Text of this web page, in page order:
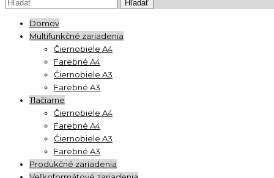
Domov
Multifunkčné zariadenia
Čiernobiele A4
Farebné A4
Čiernobiele A3
Farebné A3
Tlačiarne
Čiernobiele A4
Farebné A4
Čiernobiele A3
Farebné A3
Produkčné zariadenia